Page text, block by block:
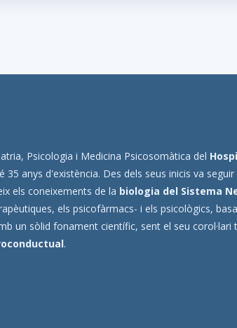
Psicologia i Medicina Psicosomàtica del
35 anys d'existència. Des dels seus inicis va
els coneixements de la biologia del Sistema
els psicofàrmacs- i els psicològics,
un sòlid fonament científic, sent el seu corol·lari
.